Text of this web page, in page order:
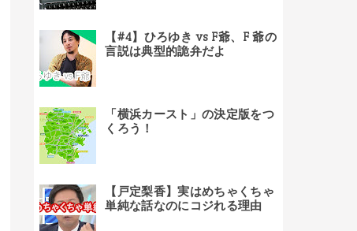
【#4】ひろゆき vs F爺、F 爺の
言説は典型的詭弁だよ
「横浜カースト」の決定版をつ
くろう！
【戸定梨香】実はめちゃくちゃ
単純な話なのにコジれる理由